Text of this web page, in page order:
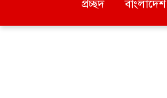
প্রচ্ছদ বাংলাদেশ